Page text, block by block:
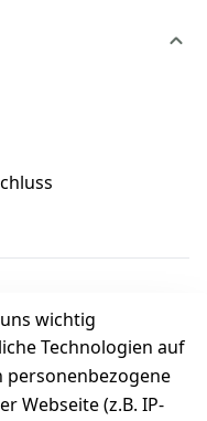
wichtig
Technologien auf
personenbezogene
Webseite (z.B. IP-